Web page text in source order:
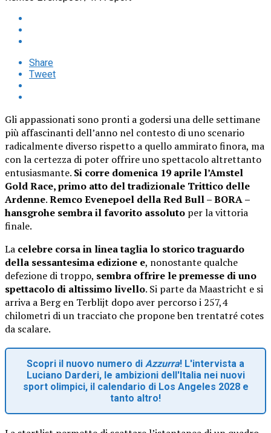
Share
Tweet
Gli appassionati sono pronti a godersi una delle settimane
più affascinanti dell’anno nel contesto di uno scenario
radicalmente diverso rispetto a quello ammirato finora, ma
con la certezza di poter offrire uno spettacolo altrettanto
entusiasmante. Si corre domenica 19 aprile l’Amstel
Gold Race, primo atto del tradizionale Trittico delle
Ardenne.Remco Evenepoel dellaRed Bull – BORA –
hansgrohe sembra il favorito assoluto per la vittoria
finale.
La celebre corsa in linea taglia lo storico traguardo
della sessantesima edizione e, nonostante qualche
defezione di troppo, sembra offrire le premesse di uno
spettacolo di altissimo livello. Si parte da Maastricht e si
arriva a Berg en Terblijt dopo aver percorso i 257,4
chilometri di un tracciato che propone ben trentatré cotes
da scalare.
Scopri il nuovo numero di Azzurra! L'intervista a
Luciano Darderi, le ambizioni dell'Italia nei nuovi
sport olimpici, il calendario di Los Angeles 2028 e
tanto altro!